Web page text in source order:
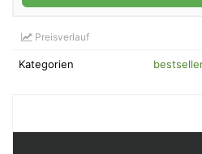
Preisverlauf
Kategorien